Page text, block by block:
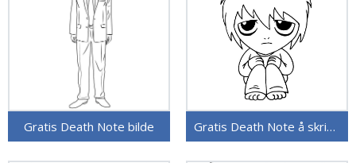
Gratis Death Note bilde Gratis Death Note å skrive ut